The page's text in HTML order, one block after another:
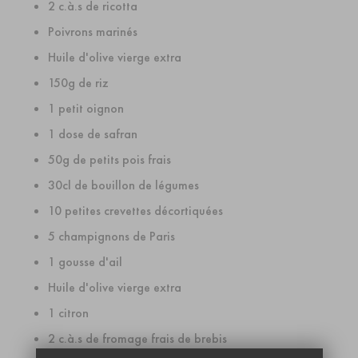
2 c.à.s de ricotta
Poivrons marinés
Huile d'olive vierge extra
150g de riz
1 petit oignon
1 dose de safran
50g de petits pois frais
30cl de bouillon de légumes
10 petites crevettes décortiquées
5 champignons de Paris
1 gousse d'ail
Huile d'olive vierge extra
1 citron
2 c.à.s de fromage frais de brebis